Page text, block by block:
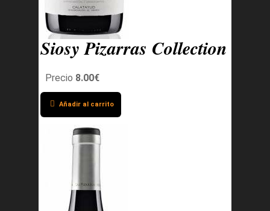
Siosy Pizarras Collection
Precio 8.00€
Añadir al carrito